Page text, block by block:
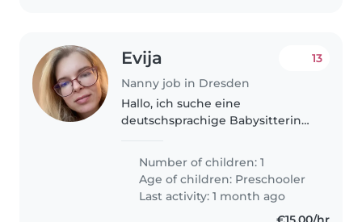
Evija
Nanny job in Dresden
13
Hallo, ich suche eine
deutschsprachige Babysitterin
Babysitter, die/der einmal pro
Woche für etwa 2 Stunden Zeit
hat, um mit meiner 5-jährigen
Tochter..
Number of children: 1
Age of children: Preschooler
Last activity: 1 month ago